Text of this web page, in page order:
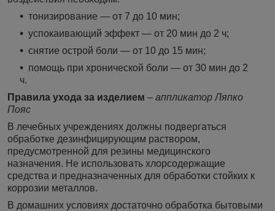
тонизирование — от 7 до 10 мин;
успокаивающий эффект — от 20 мин до 2 ч;
снятие острой боли — от 10 до 15 мин;
помощь при хронической боли — от 30 мин до 2
ч.
Правила ухода за изделием – аппликатор Ляпко
Пояс
В лечебных учреждениях должны подвергаться
обработке дезинфицирующим раствором,
предусмотренной для резины медицинского
назначения. Не использовать хлорсодержащие
средства и предназначенных для обработки стойких к
коррозии металлов.
В домашних условиях достаточно обработка бытовыми